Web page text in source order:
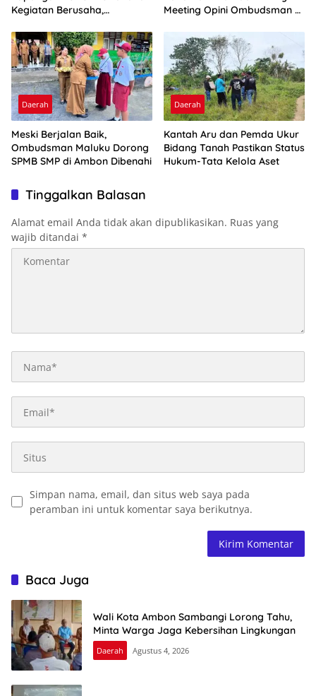
Kegiatan Berusaha,
Meeting Opini Ombudsman RI
Daerah
Meski Berjalan Baik,
Ombudsman Maluku Dorong
SPMB SMP di Ambon Dibenahi
Daerah
Kantah Aru dan Pemda Ukur
Bidang Tanah Pastikan Status
Hukum-Tata Kelola Aset
Tinggalkan Balasan
Alamat email Anda tidak akan dipublikasikan. Ruas yang
wajib ditandai *
Simpan nama, email, dan situs web saya pada
peramban ini untuk komentar saya berikutnya.
Baca Juga
Wali Kota Ambon Sambangi Lorong Tahu,
Minta Warga Jaga Kebersihan Lingkungan
Daerah Agustus 4, 2026